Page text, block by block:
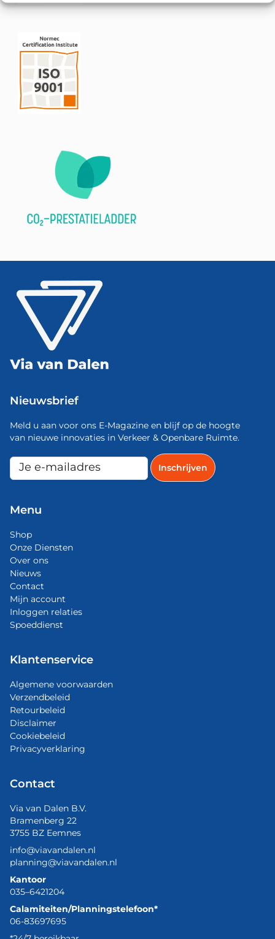
Nieuwsbrief
Meld u aan voor ons E-Magazine en blijf op de hoogte
van nieuwe innovaties in Verkeer & Openbare Ruimte.
Menu
Shop
Onze Diensten
Over ons
Nieuws
Contact
Mijn account
Inloggen relaties
Spoeddienst
Klantenservice
Algemene voorwaarden
Verzendbeleid
Retourbeleid
Disclaimer
Cookiebeleid
Privacyverklaring
Contact
Via van Dalen B.V.
Bramenberg 22
3755 BZ Eemnes
info@viavandalen.nl
planning@viavandalen.nl
Kantoor
035–6421204
Calamiteiten/Planningstelefoon*
06-83697695